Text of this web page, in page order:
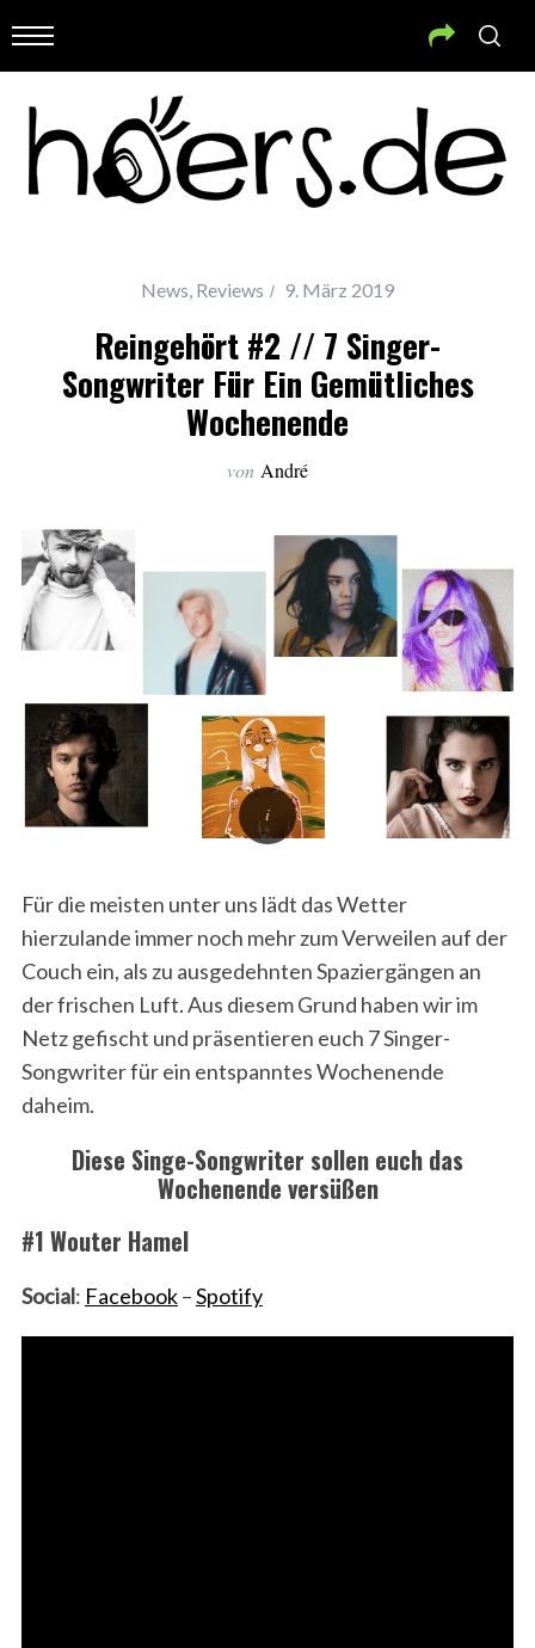
News, Reviews 9. März 2019
Reingehört #2 // 7 Singer-
Songwriter Für Ein Gemütliches
Wochenende
von André
Für die meisten unter uns lädt das Wetter
hierzulande immer noch mehr zum Verweilen auf der
Couch ein, als zu ausgedehnten Spaziergängen an
der frischen Luft. Aus diesem Grund haben wir im
Netz gefischt und präsentieren euch 7 Singer-
Songwriter für ein entspanntes Wochenende
daheim.
Diese Singe-Songwriter sollen euch das
Wochenende versüßen
#1 Wouter Hamel
Social: Facebook–Spotify